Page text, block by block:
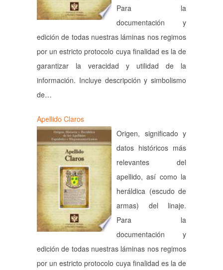
Para la
documentación y
edición de todas nuestras láminas nos regimos
por un estricto protocolo cuya finalidad es la de
garantizar la veracidad y utilidad de la
información. Incluye descripción y simbolismo
de…
Apellido Claros
Origen, significado y
datos históricos más
relevantes del
apellido, así como la
heráldica (escudo de
armas) del linaje.
Para la
documentación y
edición de todas nuestras láminas nos regimos
por un estricto protocolo cuya finalidad es la de